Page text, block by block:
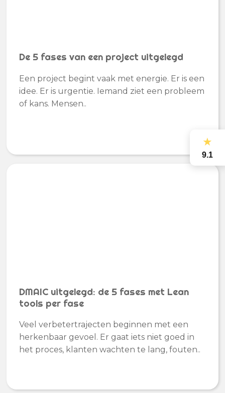
De 5 fases van een project uitgelegd
Een project begint vaak met energie. Er is een
idee. Er is urgentie. Iemand ziet een probleem
of kans. Mensen..
DMAIC uitgelegd: de 5 fases met Lean
tools per fase
Veel verbetertrajecten beginnen met een
herkenbaar gevoel. Er gaat iets niet goed in
het proces, klanten wachten te lang, fouten..
★
9.1